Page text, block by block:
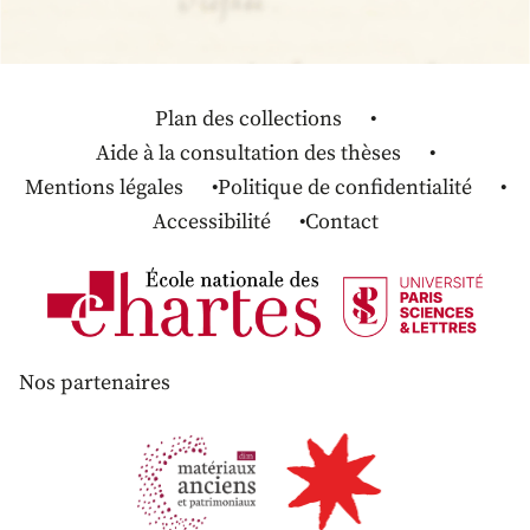
Plan des collections
Aide à la consultation des thèses
Mentions légales
Politique de confidentialité
Accessibilité
Contact
Nos partenaires